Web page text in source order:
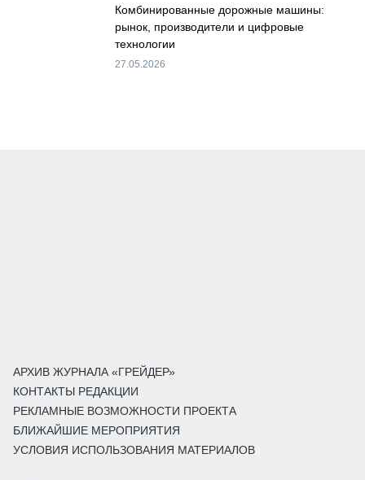
Комбинированные дорожные машины:
рынок, производители и цифровые
технологии
27.05.2026
АРХИВ ЖУРНАЛА «ГРЕЙДЕР»
КОНТАКТЫ РЕДАКЦИИ
РЕКЛАМНЫЕ ВОЗМОЖНОСТИ ПРОЕКТА
БЛИЖАЙШИЕ МЕРОПРИЯТИЯ
УСЛОВИЯ ИСПОЛЬЗОВАНИЯ МАТЕРИАЛОВ